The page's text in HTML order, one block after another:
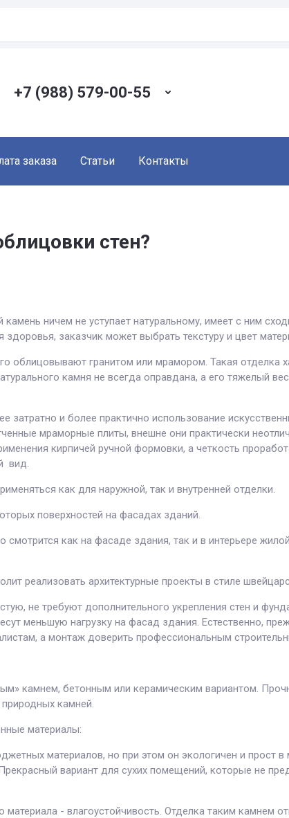
+7 (988) 579-00-55
заказа Статьи Контакты
стен?
ничем не уступает натуральному, имеет с ним
заказчик может выбрать текстуру и цвет
гранитом или мрамором. Такая отделка
камня не всегда оправдана, а его тяжелый
затратно и более практично использование
мраморные плиты, внешне они практически
кирпичей ручной формовки, а четкость
вид.
как для наружной, так и внутренней отделки.
поверхностей на фасадах зданий.
как на фасаде здания, так и в интерьере
реализовать архитектурные проекты в стиле
не требуют дополнительного укрепления стен и
меньшую нагрузку на фасад здания. Естественно,
а монтаж доверить профессиональным
камнем, бетонным или керамическим вариантом.
камней.
материалы:
материалов, но при этом он экологичен и прост
вариант для сухих помещений, которые не
- влагоустойчивость. Отделка таким камнем